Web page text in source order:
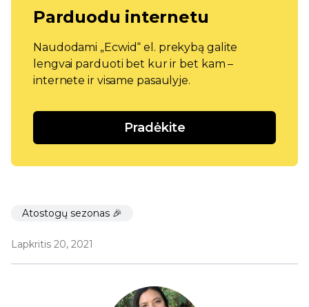
Parduodu internetu
Naudodami „Ecwid“ el. prekybą galite
lengvai parduoti bet kur ir bet kam –
internete ir visame pasaulyje.
Pradėkite
Atostogų sezonas 🎉
Lapkritis 20, 2021